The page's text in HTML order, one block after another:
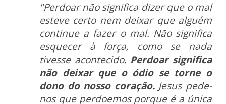
"Perdoar não significa dizer que o mal
esteve certo nem deixar que alguém
continue a fazer o mal. Não significa
esquecer à força, como se nada
tivesse acontecido. Perdoar significa
não deixar que o ódio se torne o
dono do nosso coração. Jesus pede-
nos que perdoemos porque é a única